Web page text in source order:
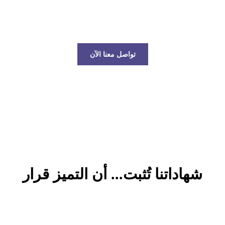
تواصل معنا الآن
شهاداتنا تُثبت... أن التميز قرار